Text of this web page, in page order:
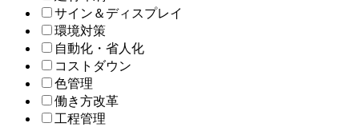
サイン＆ディスプレイ
環境対策
自動化・省人化
コストダウン
色管理
働き方改革
工程管理